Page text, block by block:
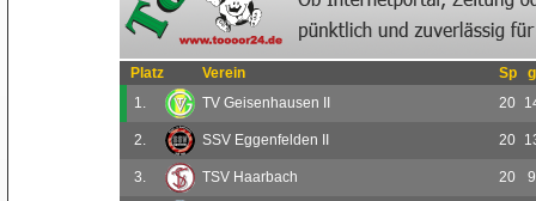
Platz Verein Sp
g
1.
TV Geisenhausen II 20
2. SSV Eggenfelden II 20
3. TSV Haarbach 20 9